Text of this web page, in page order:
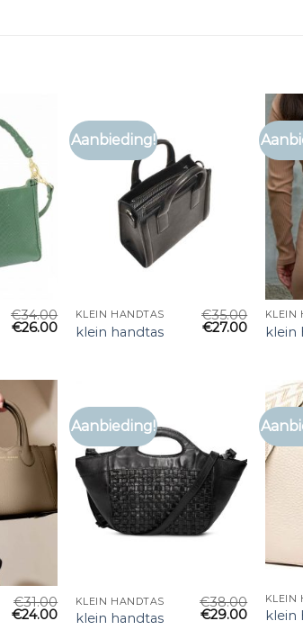
€34.00
€26.00
Aanbieding!
KLEIN HANDTAS
klein handtas
€35.00
€27.00
KLEIN
klein
€31.00
€24.00
Aanbieding!
KLEIN HANDTAS
klein handtas
€38.00
€29.00
KLEIN
klein